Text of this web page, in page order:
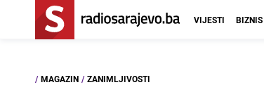
VIJESTI BIZNIS
/ MAGAZIN / ZANIMLJIVOSTI